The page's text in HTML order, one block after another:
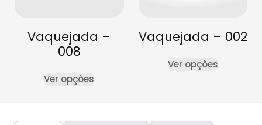
Vaquejada –
008
Ver opções
Vaquejada – 002
Ver opções